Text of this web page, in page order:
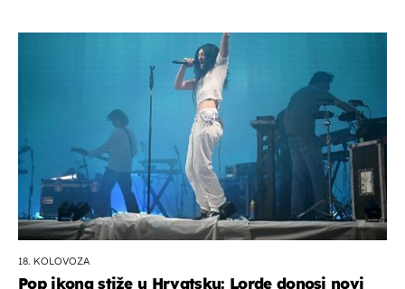
18. KOLOVOZA
Pop ikona stiže u Hrvatsku: Lorde donosi novi